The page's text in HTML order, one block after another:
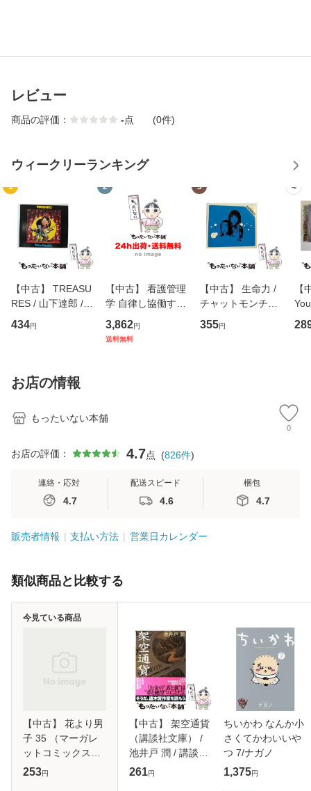
レビュー
商品の評価： -点 (0件)
ウィークリーランキング
1
【中古】 TREASU
RES / 山下達郎 /
イーストウエス
ト・ジャパン [CD]
434円
2
【中古】 看護管理
学 自律し協働する
専門職の看護マネ
ジメントスキル 改
3,862円
送料無料
3
【中古】 生命力 /
チャットモンチー /
キューンレコード
[CD]【メール便送
355円
4
【
のが
お店の情報
もったいない本舗
0
お店の評価： 4.7点 (826件)
連絡・応対
4.7
配送スピード
4.6
梱包
4.7
販売者情報 支払い方法 営業日カレンダー
類似商品と比較する
【中古】 花より男
子 35 （マーガレ
ットコミックス） /
神尾 葉子 / 集英社
253円
今見ている商品
【中古】 架空通貨
（講談社文庫） /
池井戸 潤 / 講談社
[文庫]【メール便送
261円
ちいかわ なんか小
さくてかわいいや
つ 7/ナガノ
1,375円